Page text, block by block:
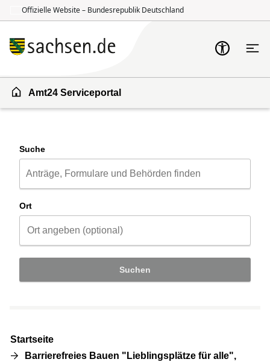
Offizielle Website – Bundesrepublik Deutschland
Amt24 Serviceportal
Suche
Ort
Suchen
Startseite
Barrierefreies Bauen "Lieblingsplätze für alle",